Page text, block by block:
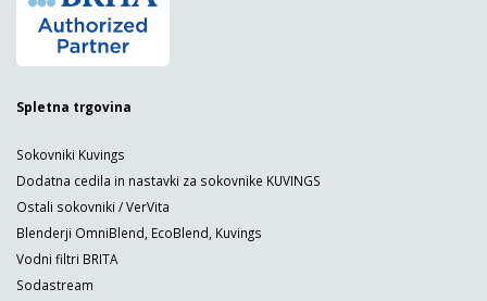
Spletna trgovina
Sokovniki Kuvings
Dodatna cedila in nastavki za sokovnike KUVINGS
Ostali sokovniki / VerVita
Blenderji OmniBlend, EcoBlend, Kuvings
Vodni filtri BRITA
Sodastream